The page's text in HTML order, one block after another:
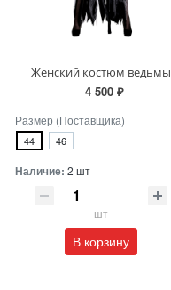
Женский костюм ведьмы
4 500 ₽
Размер (Поставщика)
44 46
Наличие: 2 шт
шт
В корзину